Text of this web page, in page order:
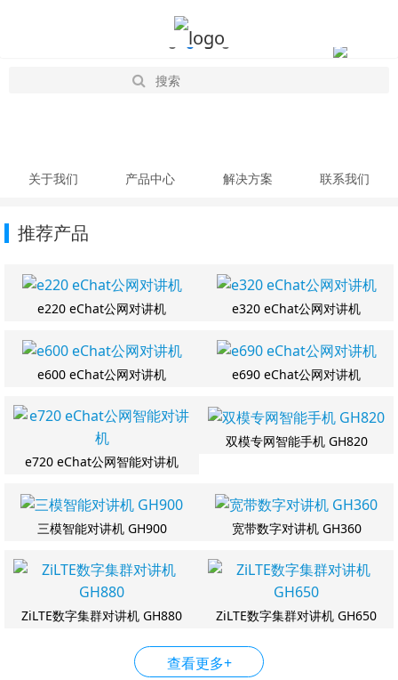
关于我们 产品中心 解决方案 联系我们
推荐产品
e220 eChat公网对讲机 e320 eChat公网对讲机
e600 eChat公网对讲机 e690 eChat公网对讲机
e720 eChat公网智能对讲机
双模专网智能手机 GH820
三模智能对讲机 GH900 宽带数字对讲机 GH360
ZiLTE数字集群对讲机 GH880 ZiLTE数字集群对讲机 GH650
查看更多+